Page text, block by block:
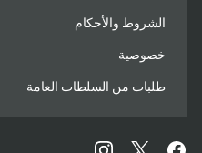
الشروط والأحكام
خصوصية
طلبات من السلطات العامة